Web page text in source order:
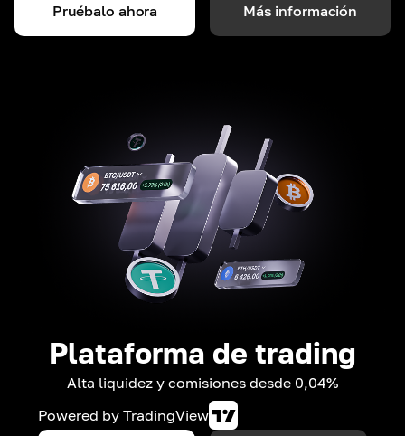
Pruébalo ahora Más información
Plataforma de trading
Alta liquidez y comisiones desde 0,04%
Powered by TradingView